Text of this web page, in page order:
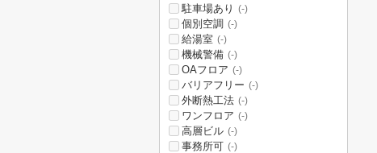
駐車場あり (-)
個別空調 (-)
給湯室 (-)
機械警備 (-)
OAフロア (-)
バリアフリー (-)
外断熱工法 (-)
ワンフロア (-)
高層ビル (-)
事務所可 (-)